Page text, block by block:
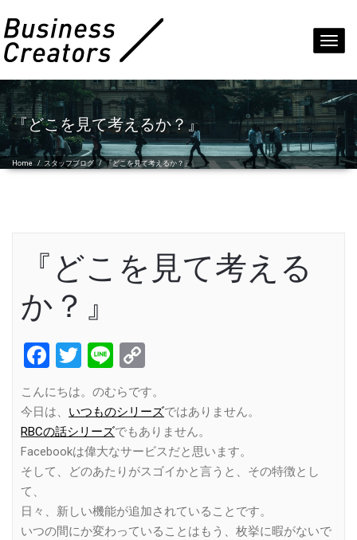
『どこを見て考えるか？』
Home / スタッフブログ /『どこを見て考えるか？』
『どこを見て考える
か？』
Facebook
Twitter
Line
Link
こんにちは。のむらです。
今日は、 いつものシリーズではありません。
RBCの話シリーズでもありません。
Facebookは偉大なサービスだと思います。
そして、どのあたりがスゴイかと言うと、その特徴とし
て、
日々、新しい機能が追加されていることです。
いつの間にか変わっていることはもう、枚挙に暇がないで